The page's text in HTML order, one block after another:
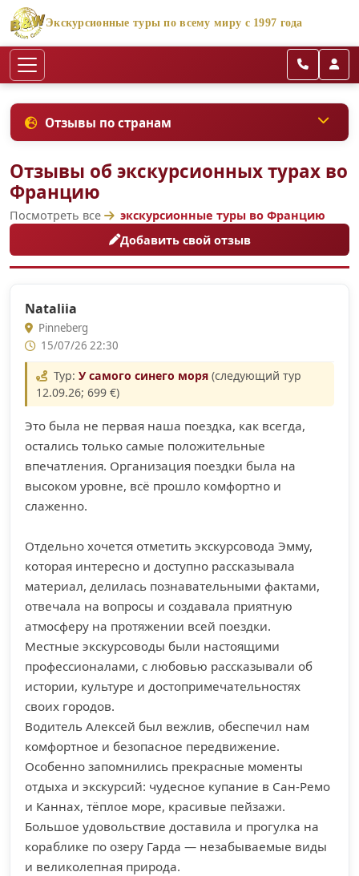
Экскурсионные туры по всему миру с 1997 года
Отзывы об экскурсионных турах во
Францию
Посмотреть все
экскурсионные туры во Францию
Добавить свой отзыв
Nataliia
Pinneberg
15/07/26 22:30
Тур: У самого синего моря(следующий тур
12.09.26; 699 €)
Это была не первая наша поездка, как всегда,
остались только самые положительные
впечатления. Организация поездки была на
высоком уровне, всё прошло комфортно и
слаженно.
Отдельно хочется отметить экскурсовода Эмму,
которая интересно и доступно рассказывала
материал, делилась познавательными фактами,
отвечала на вопросы и создавала приятную
атмосферу на протяжении всей поездки.
Местные экскурсоводы были настоящими
профессионалами, с любовью рассказывали об
истории, культуре и достопримечательностях
своих городов.
Водитель Алексей был вежлив, обеспечил нам
комфортное и безопасное передвижение.
Особенно запомнились прекрасные моменты
отдыха и экскурсий: чудесное купание в Сан-Ремо
и Каннах, тёплое море, красивые пейзажи.
Большое удовольствие доставила и прогулка на
кораблике по озеру Гарда — незабываемые виды
и великолепная природа.
Отзывы по странам